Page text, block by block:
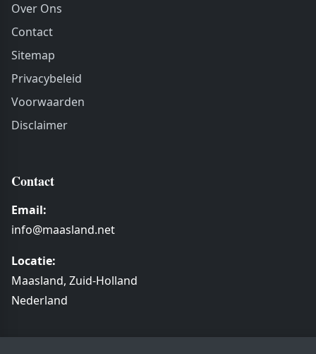
Over Ons
Contact
Sitemap
Privacybeleid
Voorwaarden
Disclaimer
Contact
Email:
info@maasland.net
Locatie:
Maasland, Zuid-Holland
Nederland